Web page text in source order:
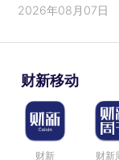
2026年08月07日
财新移动
财新 财新